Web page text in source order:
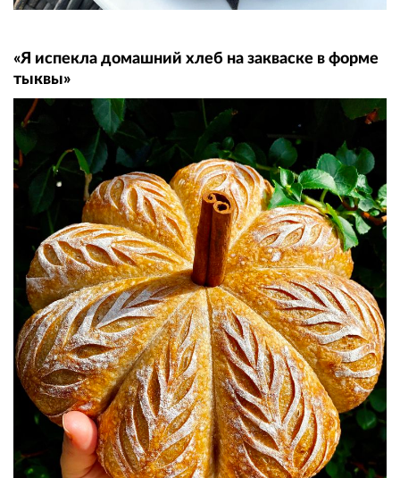
«Я испекла домашний хлеб на закваске в форме
тыквы»